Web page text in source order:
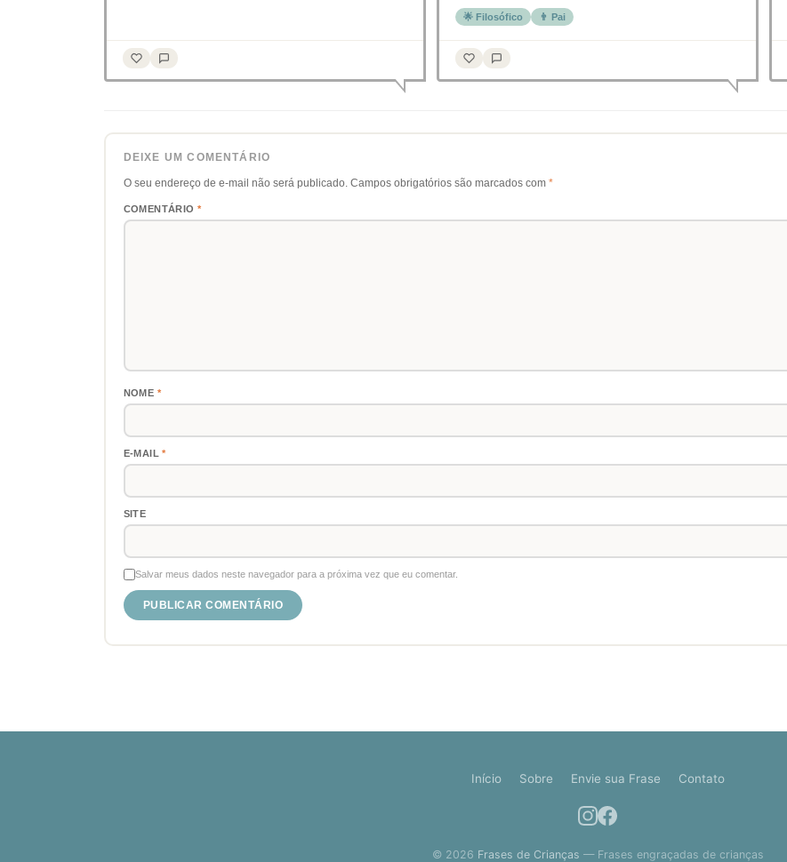
🌟 Filosófico 👨 Pai
DEIXE UM COMENTÁRIO
O seu endereço de e-mail não será publicado. Campos obrigatórios são marcados com *
COMENTÁRIO *
NOME *
E-MAIL*
SITE
Salvar meus dados neste navegador para a próxima vez que eu comentar.
Início Sobre Envie sua Frase Contato
© 2026 Frases de Crianças — Frases engraçadas de crianças